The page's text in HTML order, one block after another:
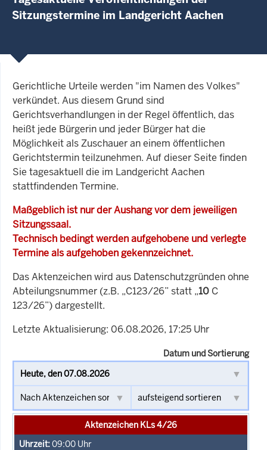
Sitzungstermine im Landgericht Aachen
Gerichtliche Urteile werden "im Namen des Volkes"
verkündet. Aus diesem Grund sind
Gerichtsverhandlungen in der Regel öffentlich, das
heißt jede Bürgerin und jeder Bürger hat die
Möglichkeit als Zuschauer an einem öffentlichen
Gerichtstermin teilzunehmen. Auf dieser Seite finden
Sie tagesaktuell die im Landgericht Aachen
stattfindenden Termine.
Maßgeblich ist nur der Aushang vor dem jeweiligen
Sitzungssaal.
Technisch bedingt werden aufgehobene und verlegte
Termine als aufgehoben gekennzeichnet.
Das Aktenzeichen wird aus Datenschutzgründen ohne
Abteilungsnummer (z.B. „C123/26” statt „10 C
123/26”) dargestellt.
Letzte Aktualisierung: 06.08.2026, 17:25 Uhr
Datum und Sortierung
Aktenzeichen KLs 4/26
09:00 Uhr